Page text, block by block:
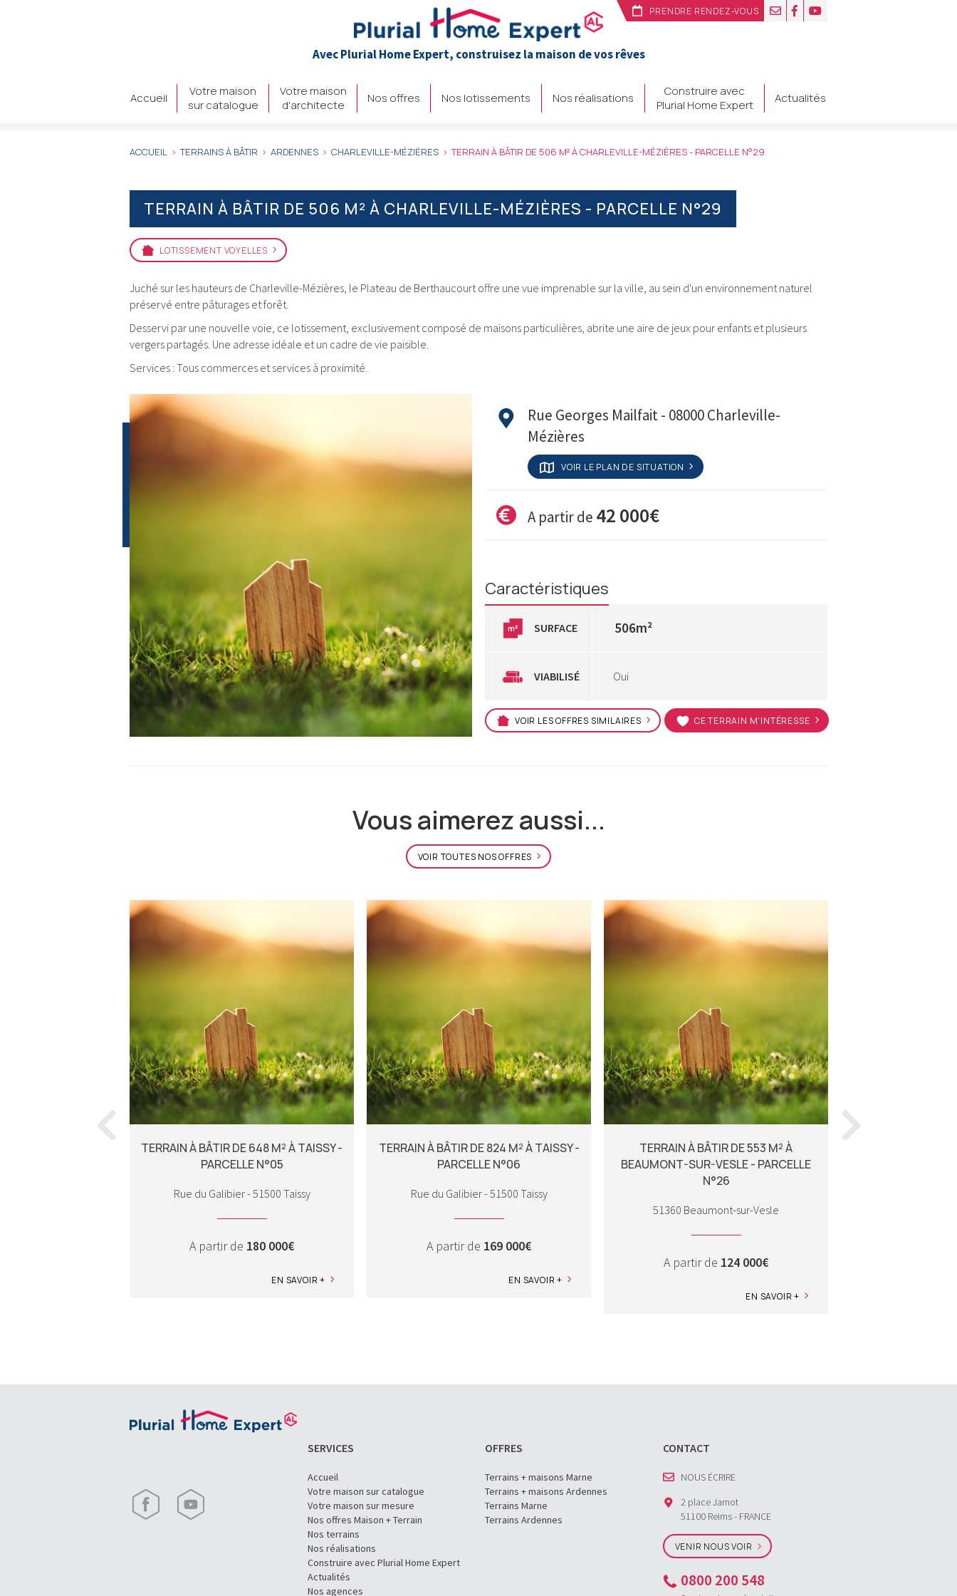
PRENDRE RENDEZ-VOUS
Avec Plurial Home Expert, construisez la maison de vos rêves
Accueil
Votre maison
sur catalogue
Votre maison
d'architecte
Nos offres Nos lotissements Nos réalisations
Construire avec
Plurial Home Expert
Actualités
ACCUEIL TERRAINS À BÂTIR ARDENNES CHARLEVILLE-MÉZIÈRES TERRAIN À BÂTIR DE 506 M² À CHARLEVILLE-MÉZIÈRES - PARCELLE N°29
TERRAIN À BÂTIR DE 506 M² À CHARLEVILLE-MÉZIÈRES - PARCELLE N°29
LOTISSEMENT VOYELLES
Juché sur les hauteurs de Charleville-Mézières, le Plateau de Berthaucourt offre une vue imprenable sur la ville, au sein d'un environnement naturel
préservé entre pâturages et forêt.
Desservi par une nouvelle voie, ce lotissement, exclusivement composé de maisons particulières, abrite une aire de jeux pour enfants et plusieurs
vergers partagés. Une adresse idéale et un cadre de vie paisible.
Services : Tous commerces et services à proximité.
Rue Georges Mailfait - 08000 Charleville-
Mézières
VOIR LE PLAN DE SITUATION
A partir de 42 000€
Caractéristiques
SURFACE 506m²
VIABILISÉ Oui
CE TERRAIN M'INTÉRESSE
VOIR LES OFFRES SIMILAIRES
Vous aimerez aussi...
VOIR TOUTES NOS OFFRES
TERRAIN À BÂTIR DE 648 M² À TAISSY -
PARCELLE N°05
Rue du Galibier - 51500 Taissy
A partir de 180 000€
EN SAVOIR +
TERRAIN À BÂTIR DE 824 M² À TAISSY -
PARCELLE N°06
Rue du Galibier - 51500 Taissy
A partir de 169 000€
EN SAVOIR +
TERRAIN À BÂTIR DE 553 M² À
BEAUMONT-SUR-VESLE - PARCELLE
N°26
51360 Beaumont-sur-Vesle
A partir de 124 000€
EN SAVOIR +
SERVICES
Accueil
Votre maison sur catalogue
Votre maison sur mesure
Nos offres Maison + Terrain
Nos terrains
Nos réalisations
Construire avec Plurial Home Expert
Actualités
Nos agences
OFFRES
Terrains + maisons Marne
Terrains + maisons Ardennes
Terrains Marne
Terrains Ardennes
CONTACT
NOUS ÉCRIRE
2 place Jamot
51100 Reims - FRANCE
VENIR NOUS VOIR
0800 200 548